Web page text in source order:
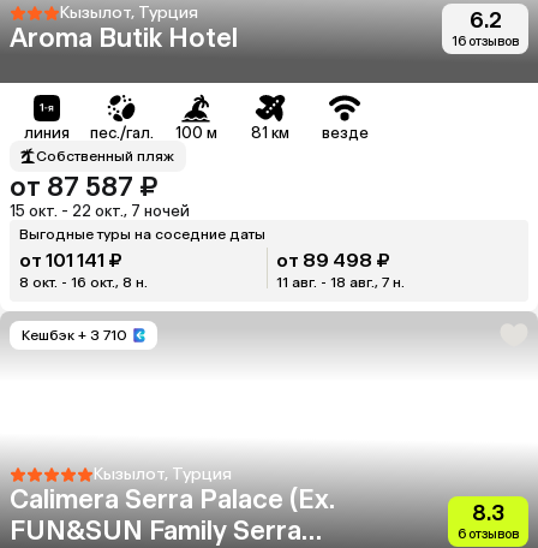
Кызылот, Турция
Aroma Butik Hotel
6.2
16 отзывов
линия пес./гал. 100 м 81 км везде
Собственный пляж
от 87 587 ₽
15 окт. - 22 окт., 7 ночей
Выгодные туры на соседние даты
от 101 141 ₽
8 окт. - 16 окт., 8 н.
от 89 498 ₽
11 авг. - 18 авг., 7 н.
Кешбэк + 3 710
Кызылот, Турция
Calimera Serra Palace (Ex.
FUN&SUN Family Serra
8.3
6 отзывов